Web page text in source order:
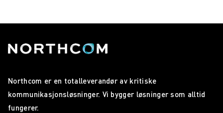
Northcom er en totalleverandør av kritiske
kommunikasjonsløsninger. Vi bygger løsninger som alltid
fungerer.